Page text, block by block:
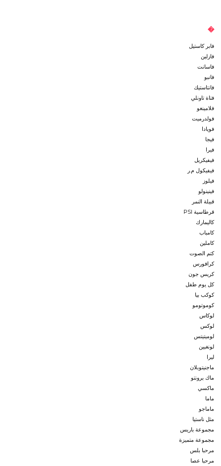
�
فابر كاستيل
فازلين
فاسانت
فانبو
فانتاستيك
فتاة تاونلي
فلامينغو
فولدرميت
فويادا
فيجا
فيرا
فيفيكريل
فيفيكول م.ر
فيلوز
فينينولو
قبيلة النمر
قرطاسية PSI
كاليمارك
كامباب
كاملين
كتم الصوت
كرافورس
كريس جون
كل يوم طفل
كوكب بيا
كوموتومو
لوكاس
لوكس
لوميتيتس
لونغبين
ليرا
ماجنيتوبلان
ماك برونتو
ماكسي
ماما
ماماجو
مثل ناستيا
مجموعة باريس
مجموعة متميزة
مرحبا بلس
مرحبا عصا